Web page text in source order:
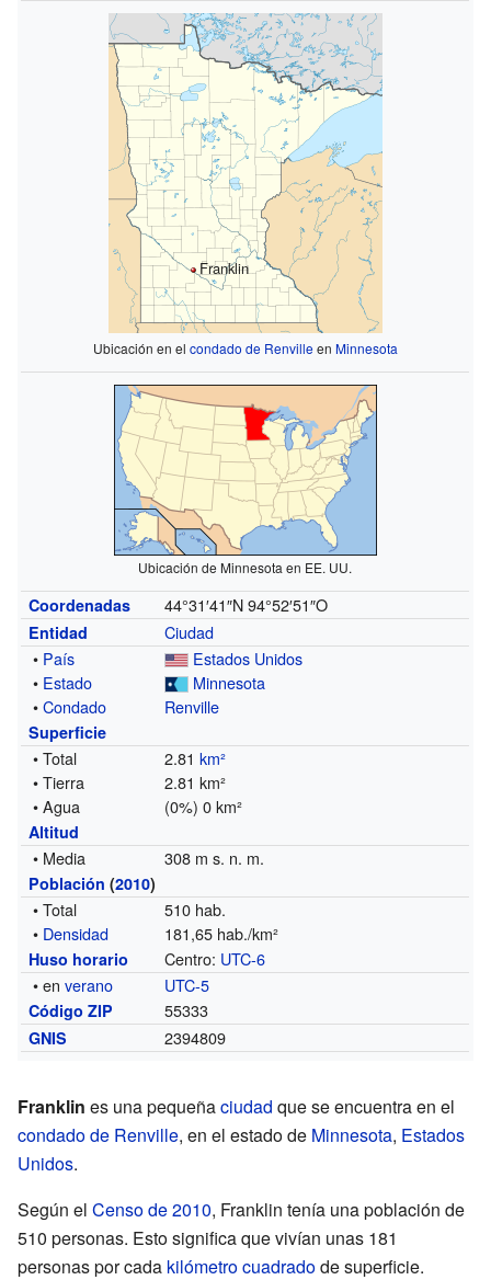
Franklin
Ubicación en el condado de Renvilleen Minnesota
Ubicación de Minnesota en EE. UU.
Coordenadas 44°31′41″N 94°52′51″O
Entidad
Ciudad
• País
Estados Unidos
• Estado
Minnesota
•Condado Renville
Superficie
• Total 2.81km²
• Tierra
2.81 km²
• Agua
(0%) 0 km²
Altitud
• Media 308 m s. n. m.
Población (2010)
• Total
510 hab.
• Densidad 181,65 hab./km²
Huso horario Centro: UTC-6
• enverano UTC-5
Código ZIP 55333
GNIS 2394809
Franklin es una pequeñaciudad que se encuentra en el
condado de Renville, en el estado de Minnesota, Estados
Unidos.
Según el Censo de 2010, Franklin tenía una población de
510 personas. Esto significa que vivían unas 181
personas por cada kilómetro cuadradode superficie.